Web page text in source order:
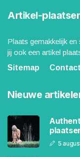
Artikel-
Plaats gemakkelijk en
jij ook een artikel
Sitemap
Contact
Nieuwe
5